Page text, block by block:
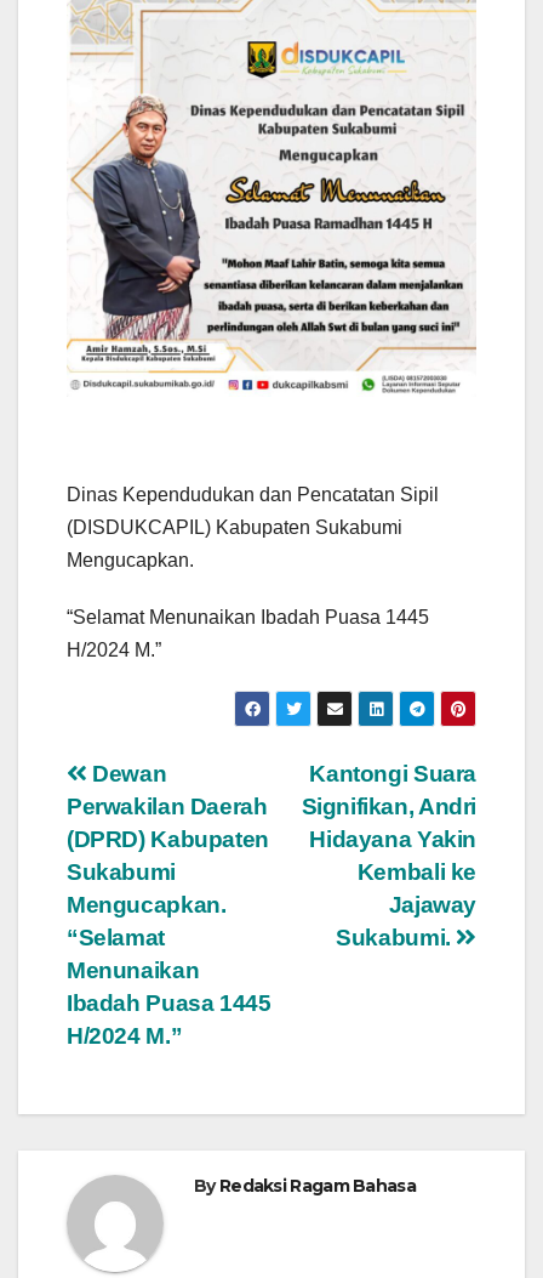
Dinas Kependudukan dan Pencatatan Sipil
(DISDUKCAPIL) Kabupaten Sukabumi
Mengucapkan.
“Selamat Menunaikan Ibadah Puasa 1445
H/2024 M.”
Navigasi
pos
Kantongi Suara
Signifikan, Andri
Hidayana Yakin
Kembali ke
Jajaway
Sukabumi.
Dewan
Perwakilan Daerah
(DPRD) Kabupaten
Sukabumi
Mengucapkan.
“Selamat
Menunaikan
Ibadah Puasa 1445
H/2024 M.”
ByRedaksi Ragam Bahasa